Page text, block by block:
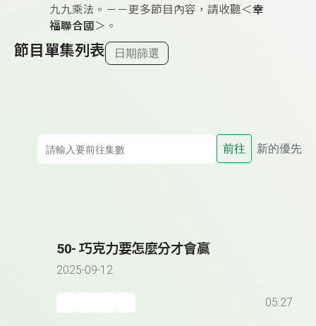
九九乘法。－－更多節目內容，請收聽＜幸
福聯合國 ＞。
節目單集列表 日期篩選
前往 新的優先
50- 巧克力要怎麼分才會贏
2025-09-12
05:27